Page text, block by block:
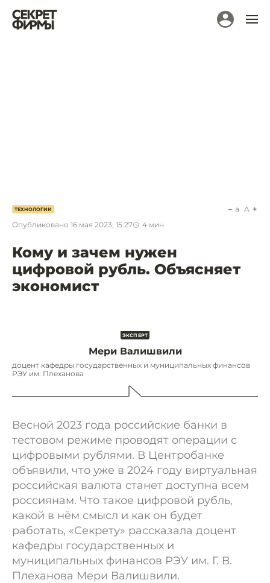
ТЕХНОЛОГИИ
Опубликовано 16 мая 2023, 15:27 4 мин.
a A
Кому и зачем нужен
цифровой рубль. Объясняет
экономист
Мери Валишвили
доцент кафедры государственных и муниципальных финансов
РЭУ им. Плеханова
Весной 2023 года российские банки в
тестовом режиме проводят операции с
цифровыми рублями. В Центробанке
объявили, что уже в 2024 году виртуальная
российская валюта станет доступна всем
россиянам. Что такое цифровой рубль,
какой в нём смысл и как он будет
работать, «Секрету» рассказала доцент
кафедры государственных и
муниципальных финансов РЭУ им. Г. В.
Плеханова Мери Валишвили.